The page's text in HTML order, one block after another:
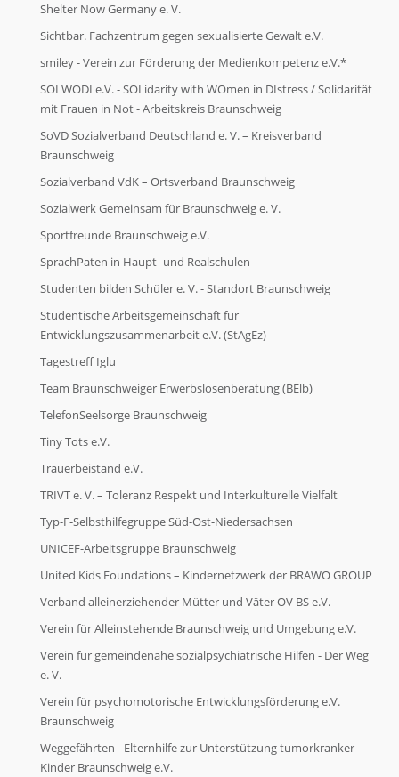
Shelter Now Germany e. V.
Sichtbar. Fachzentrum gegen sexualisierte Gewalt e.V.
smiley - Verein zur Förderung der Medienkompetenz e.V.*
SOLWODI e.V. - SOLidarity with WOmen in DIstress / Solidarität
mit Frauen in Not - Arbeitskreis Braunschweig
SoVD Sozialverband Deutschland e. V. – Kreisverband
Braunschweig
Sozialverband VdK – Ortsverband Braunschweig
Sozialwerk Gemeinsam für Braunschweig e. V.
Sportfreunde Braunschweig e.V.
SprachPaten in Haupt- und Realschulen
Studenten bilden Schüler e. V. - Standort Braunschweig
Studentische Arbeitsgemeinschaft für
Entwicklungszusammenarbeit e.V. (StAgEz)
Tagestreff Iglu
Team Braunschweiger Erwerbslosenberatung (BElb)
TelefonSeelsorge Braunschweig
Tiny Tots e.V.
Trauerbeistand e.V.
TRIVT e. V. – Toleranz Respekt und Interkulturelle Vielfalt
Typ-F-Selbsthilfegruppe Süd-Ost-Niedersachsen
UNICEF-Arbeitsgruppe Braunschweig
United Kids Foundations – Kindernetzwerk der BRAWO GROUP
Verband alleinerziehender Mütter und Väter OV BS e.V.
Verein für Alleinstehende Braunschweig und Umgebung e.V.
Verein für gemeindenahe sozialpsychiatrische Hilfen - Der Weg
e. V.
Verein für psychomotorische Entwicklungsförderung e.V.
Braunschweig
Weggefährten - Elternhilfe zur Unterstützung tumorkranker
Kinder Braunschweig e.V.